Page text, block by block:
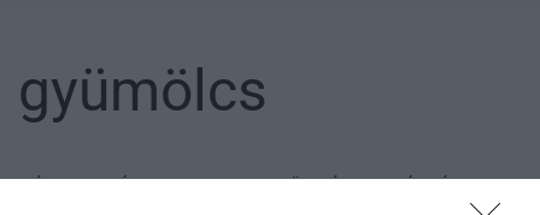
gyümölcs
IDÉN IS MILLIÓNYIAN TERMELNEK ZÖLDSÉGET SAJÁT CÉLRA